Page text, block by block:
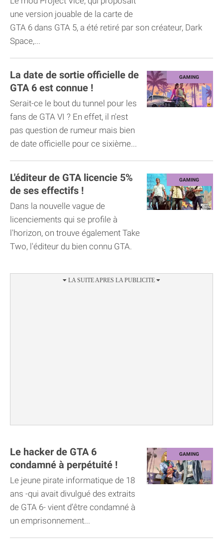
une version jouable de la carte de
GTA 6 dans GTA 5, a été retiré par son créateur, Dark
Space,...
La date de sortie officielle de
GTA 6 est connue !
Serait-ce le bout du tunnel pour les
fans de GTA VI ? En effet, il n'est
pas question de rumeur mais bien
de date officielle pour ce sixième...
L'éditeur de GTA licencie 5%
de ses effectifs !
Dans la nouvelle vague de
licenciements qui se profile à
l'horizon, on trouve également Take
Two, l'éditeur du bien connu GTA.
Le hacker de GTA 6
condamné à perpétuité !
Le jeune pirate informatique de 18
ans -qui avait divulgué des extraits
de GTA 6- vient d’être condamné à
un emprisonnement...